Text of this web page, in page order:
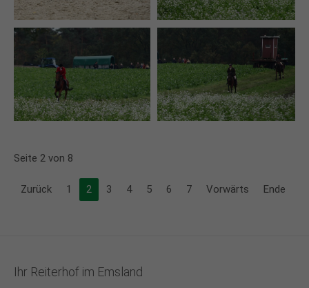
Seite 2 von 8
Zurück 1 2 3 4 5 6 7 Vorwärts Ende
Ihr Reiterhof im Emsland